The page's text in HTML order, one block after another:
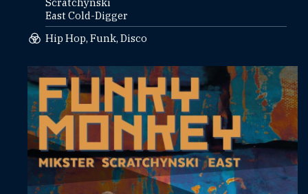
East Cold-Digger
Hip Hop, Funk, Disco